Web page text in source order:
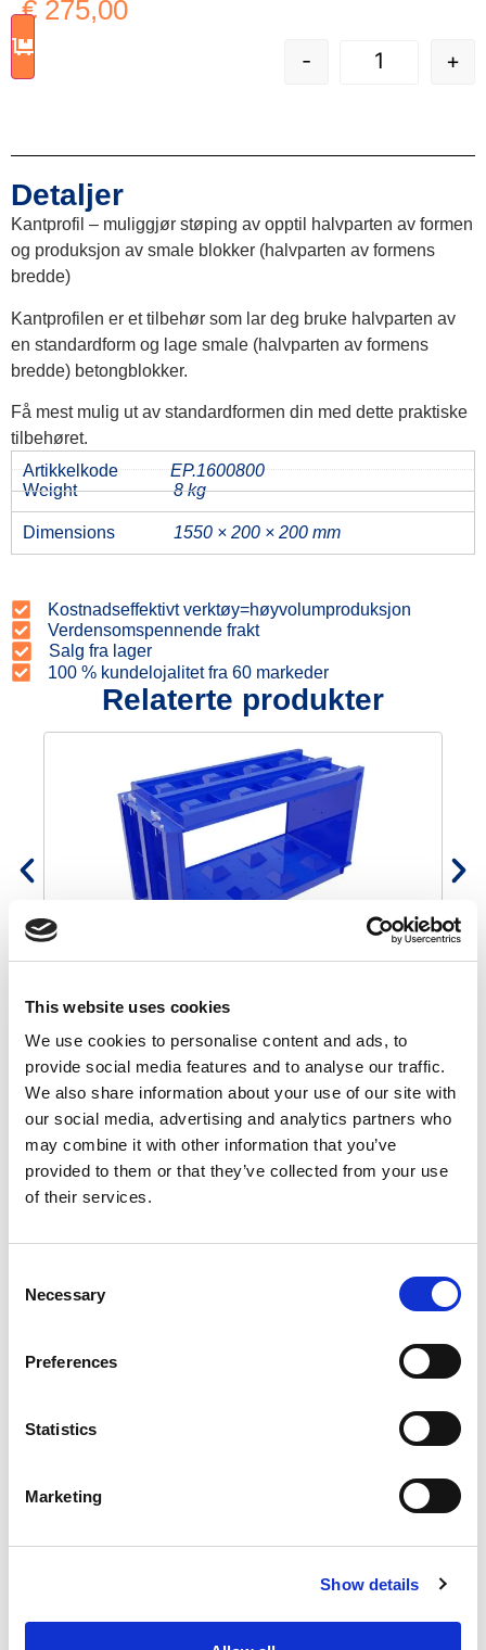
This website uses cookies
We use cookies to personalise content and ads, to
provide social media features and to analyse our traffic.
We also share information about your use of our site with
our social media, advertising and analytics partners who
may combine it with other information that you’ve
provided to them or that they’ve collected from your use
of their services.
Selection
Necessary
Preferences
Statistics
Marketing
Show details
€ 275,00
- +
Detaljer
Kantprofil – muliggjør støping av opptil halvparten av formen
og produksjon av smale blokker (halvparten av formens
bredde)
Kantprofilen er et tilbehør som lar deg bruke halvparten av
en standardform og lage smale (halvparten av formens
bredde) betongblokker.
Få mest mulig ut av standardformen din med dette praktiske
tilbehøret.
Artikkelkode
EP.1600800
Weight
8 kg
Dimensions 1550 × 200 × 200 mm
Kostnadseffektivt verktøy=høyvolumproduksjon
Verdensomspennende frakt
Salg fra lager
100 % kundelojalitet fra 60 markeder
Relaterte produkter
Betongblokkform 160x80x80
Hvordan bruke mugg
Fordeler
Kostnadseffektiv løsning
Modulær
Fleksibilitet ved produksjon av blokker
Ofte stilte spørsmål